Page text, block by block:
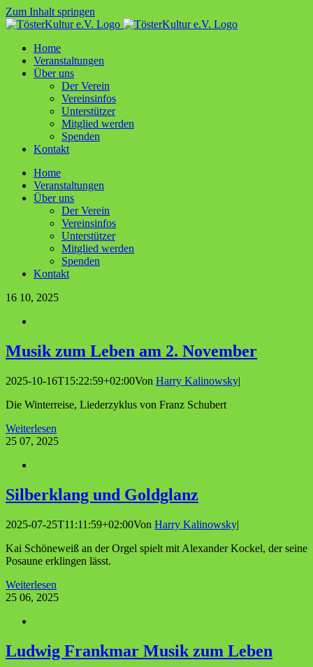
Zum Inhalt springen
Home
Ver­an­stal­tun­gen
Über uns
Der Ver­ein
Ver­ein­sin­fos
Unter­stüt­zer
Mit­glied werden
Spen­den
Kon­takt
Home
Ver­an­stal­tun­gen
Über uns
Der Ver­ein
Ver­ein­sin­fos
Unter­stüt­zer
Mit­glied werden
Spen­den
Kon­takt
16 10, 2025
Musik zum Leben am 2. November
2025-10-16T15:22:59+02:00Von Harry Kalinowsky|
Die Winterreise, Liederzyklus von Franz Schubert
Weiterlesen
25 07, 2025
Sil­ber­klang und Goldglanz
2025-07-25T11:11:59+02:00Von Harry Kalinowsky|
Kai Schöneweiß an der Orgel spielt mit Alexander Kockel, der seine
Posaune erklingen lässt.
Weiterlesen
25 06, 2025
Lud­wig Frank­mar Musik zum Leben